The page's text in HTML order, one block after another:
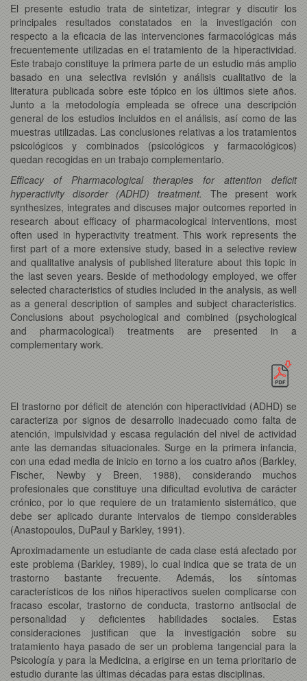
El presente estudio trata de sintetizar, integrar y discutir los
principales resultados constatados en la investigación con
respecto a la eficacia de las intervenciones farmacológicas más
frecuentemente utilizadas en el tratamiento de la hiperactividad.
Este trabajo constituye la primera parte de un estudio más amplio
basado en una selectiva revisión y análisis cualitativo de la
literatura publicada sobre este tópico en los últimos siete años.
Junto a la metodología empleada se ofrece una descripción
general de los estudios incluidos en el análisis, así como de las
muestras utilizadas. Las conclusiones relativas a los tratamientos
psicológicos y combinados (psicológicos y farmacológicos)
quedan recogidas en un trabajo complementario.
Efficacy of Pharmacological therapies for attention deficit
hyperactivity disorder (ADHD) treatment. The present work
synthesizes, integrates and discuses major outcomes reported in
research about efficacy of pharmacological interventions, most
often used in hyperactivity treatment. This work represents the
first part of a more extensive study, based in a selective review
and qualitative analysis of published literature about this topic in
the last seven years. Beside of methodology employed, we offer
selected characteristics of studies included in the analysis, as well
as a general description of samples and subject characteristics.
Conclusions about psychological and combined (psychological
and pharmacological) treatments are presented in a
complementary work.
El trastorno por déficit de atención con hiperactividad (ADHD) se
caracteriza por signos de desarrollo inadecuado como falta de
atención, impulsividad y escasa regulación del nivel de actividad
ante las demandas situacionales. Surge en la primera infancia,
con una edad media de inicio en torno a los cuatro años (Barkley,
Fischer, Newby y Breen, 1988), considerando muchos
profesionales que constituye una dificultad evolutiva de carácter
crónico, por lo que requiere de un tratamiento sistemático, que
debe ser aplicado durante intervalos de tiempo considerables
(Anastopoulos, DuPaul y Barkley, 1991).
Aproximadamente un estudiante de cada clase está afectado por
este problema (Barkley, 1989), lo cual indica que se trata de un
trastorno bastante frecuente. Además, los síntomas
característicos de los niños hiperactivos suelen complicarse con
fracaso escolar, trastorno de conducta, trastorno antisocial de
personalidad y deficientes habilidades sociales. Estas
consideraciones justifican que la investigación sobre su
tratamiento haya pasado de ser un problema tangencial para la
Psicología y para la Medicina, a erigirse en un tema prioritario de
estudio durante las últimas décadas para estas disciplinas.